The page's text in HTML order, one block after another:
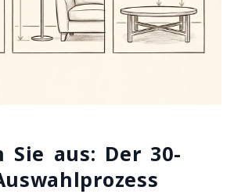
Sie aus: Der 30-